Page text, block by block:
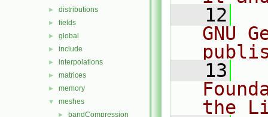
► distributions
► fields
► global
► include
► interpolations
► matrices
► memory
▼ meshes
► bandCompression
   12
GNU
   13
the